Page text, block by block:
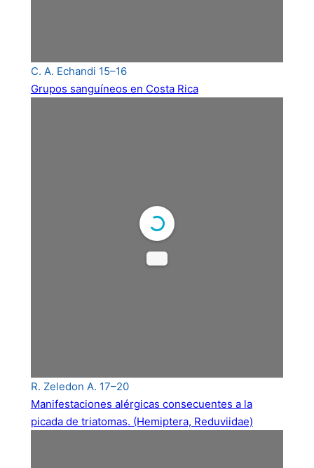
C. A. Echandi 15–16
Grupos sanguíneos en Costa Rica
R. Zeledon A. 17–20
Manifestaciones alérgicas consecuentes a la
picada de triatomas. (Hemiptera, Reduviidae)